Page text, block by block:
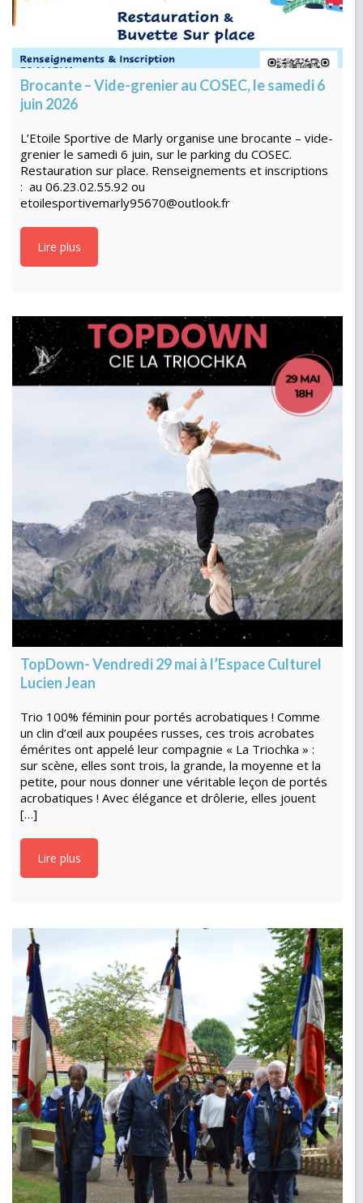
Brocante – Vide-grenier au COSEC, le samedi 6
juin 2026
L’Etoile Sportive de Marly organise une brocante – vide-
grenier le samedi 6 juin, sur le parking du COSEC.
Restauration sur place. Renseignements et inscriptions
: au 06.23.02.55.92 ou
etoilesportivemarly95670@outlook.fr
Lire plus
TopDown- Vendredi 29 mai à l’Espace Culturel
Lucien Jean
Trio 100% féminin pour portés acrobatiques ! Comme
un clin d’œil aux poupées russes, ces trois acrobates
émérites ont appelé leur compagnie « La Triochka » :
sur scène, elles sont trois, la grande, la moyenne et la
petite, pour nous donner une véritable leçon de portés
acrobatiques ! Avec élégance et drôlerie, elles jouent
[…]
Lire plus